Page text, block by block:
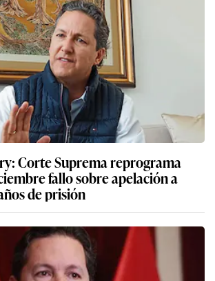
Corte Suprema reprograma
fallo sobre apelación a
de prisión